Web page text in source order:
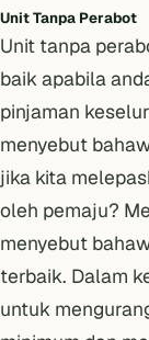
Unit Tanpa Perabot
Unit tanpa
baik apabila
pinjaman
menyebut
jika kita
oleh pemaju?
menyebut
terbaik. Dalam
untuk